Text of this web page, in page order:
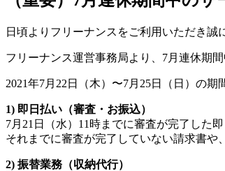
日頃よりフリーナンスをご利用いただき誠
フリーナンス運営事務局より、7月連休期
2021年7月22日（木）〜7月25日（日）の
1) 即日払い（審査・お振込）
7月21日（水）11時までに審査が完了した
それまでに審査が完了していない請求書や
2) 振替業務（収納代行）